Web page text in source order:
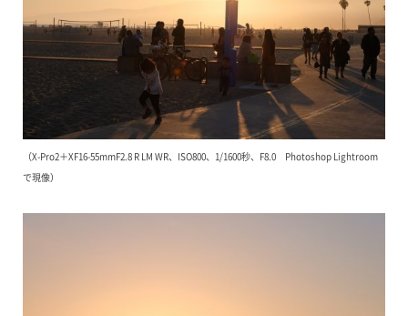
（X-Pro2＋XF16-55mmF2.8 R LM WR、ISO800、1/1600秒、F8.0 Photoshop Lightroom
で現像）